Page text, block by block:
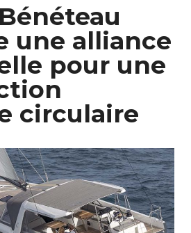
une alliance
pour une
circulaire